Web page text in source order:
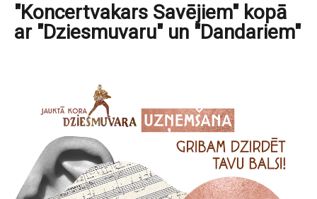
"Koncertvakars Savējiem" kopā
ar "Dziesmuvaru" un "Dandariem"